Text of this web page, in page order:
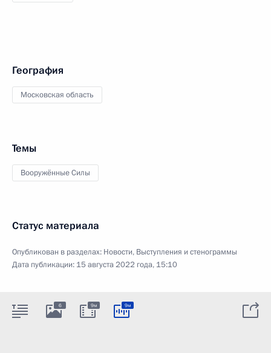
География
Московская область
Темы
Вооружённые Силы
Статус материала
Опубликован в разделах: Новости, Выступления и стенограммы
Дата публикации: 15 августа 2022 года, 15:10
6 9м 9м